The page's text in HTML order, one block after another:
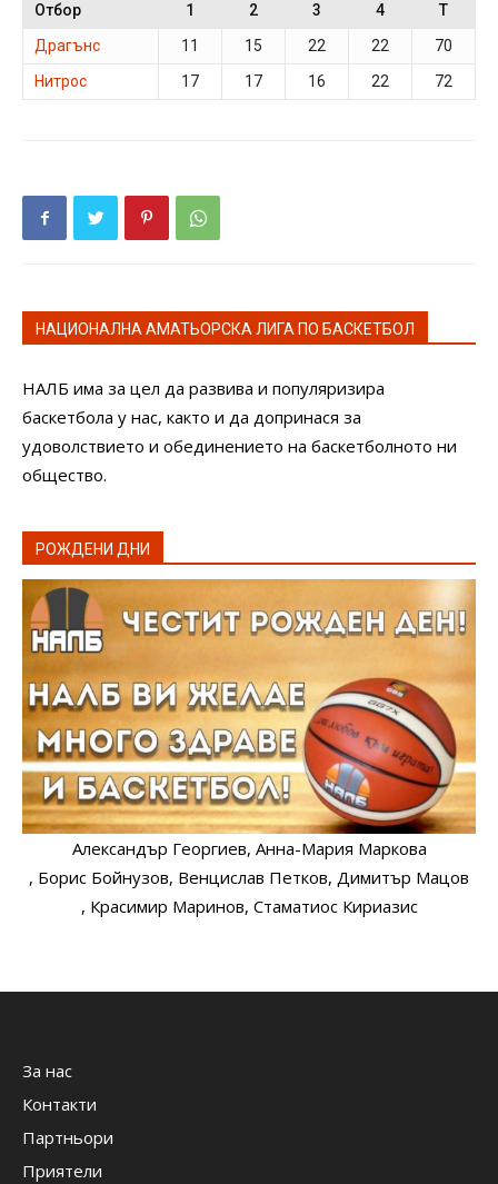
Отбор 1 2 3 4
T
Драгънс
11 15 22 22
70
Нитрос
17 17 16 22 72
НАЦИОНАЛНА АМАТЬОРСКА ЛИГА ПО БАСКЕТБОЛ
НАЛБ има за цел да развива и популяризира
баскетбола у нас, както и да допринася за
удоволствието и обединението на баскетболното ни
общество.
РОЖДЕНИ ДНИ
Александър Георгиев, Анна-Мария Маркова
, Борис Бойнузов, Венцислав Петков, Димитър Мацов
, Красимир Маринов, Стаматиос Кириазис
За нас
Контакти
Партньори
Приятели